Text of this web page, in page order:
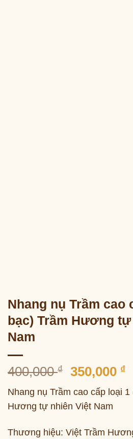
Nhang nụ Trầm cao
bạc) Trầm Hương
Nam
400,000₫
Giá
là:
400,000 ₫.
350,000 ₫
Nhang nụ Trầm cao cấp loại 1
Hương tự nhiên Việt Nam
Thương hiệu: Việt Trầm